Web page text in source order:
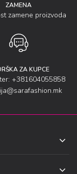
ZAMENA
zamene proizvoda
ZA KUPCE
+381604055858